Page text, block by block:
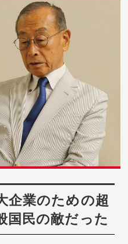
企業のための超
国民の敵だった